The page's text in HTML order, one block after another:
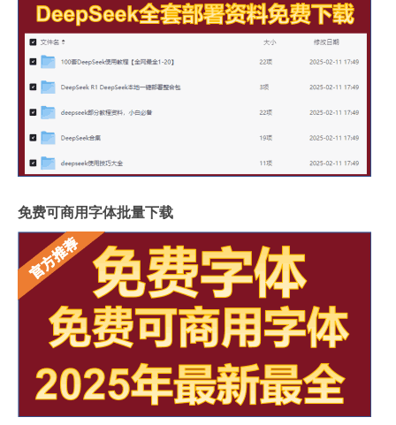
免费可商用字体批量下载